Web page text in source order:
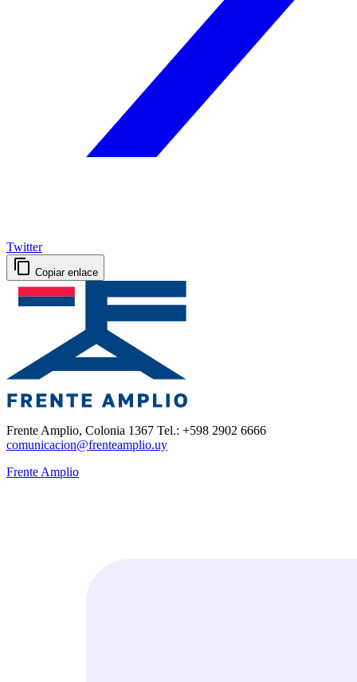
Twitter
Copiar enlace
Frente Amplio, Colonia 1367 Tel.: +598 2902 6666
comunicacion@frenteamplio.uy
Frente Amplio